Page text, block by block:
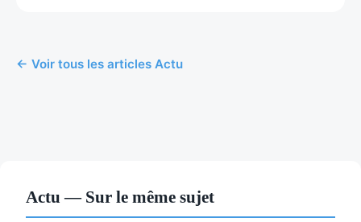
← Voir tous les articles Actu
Actu — Sur le même sujet